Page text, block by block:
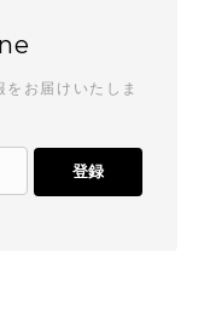
お届けいたしま
登録